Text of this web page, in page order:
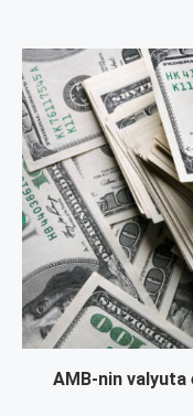
AMB-nin valyuta